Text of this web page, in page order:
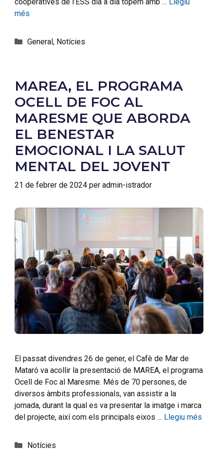
més
General, Notícies
MAREA, EL PROGRAMA
OCELL DE FOC AL
MARESME QUE ABORDA
EL BENESTAR
EMOCIONAL I LA SALUT
MENTAL DEL JOVENT
21 de febrer de 2024 per admin-istrador
El passat divendres 26 de gener, el Cafè de Mar de
Mataró va acollir la presentació de MAREA, el programa
Ocell de Foc al Maresme. Més de 70 persones, de
diversos àmbits professionals, van assistir a la
jornada, durant la qual es va presentar la imatge i marca
del projecte, així com els principals eixos … Llegiu més
Notícies